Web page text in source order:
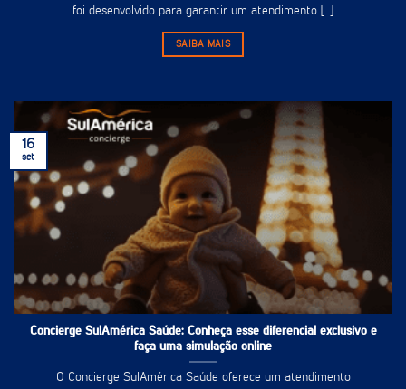
foi desenvolvido para garantir um atendimento [...]
SAIBA MAIS
Concierge SulAmérica Saúde: Conheça esse diferencial exclusivo e
faça uma simulação online
O Concierge SulAmérica Saúde oferece um atendimento
16
set